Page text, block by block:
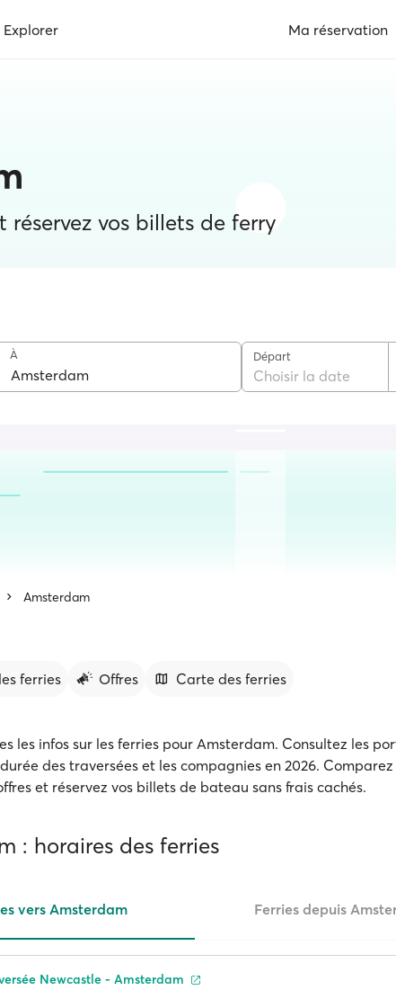
Explorer Ma réservation
réservez vos billets de ferry
À Départ
Choisir la date
Amsterdam
ferries Offres Carte des ferries
les infos sur les ferries pour Amsterdam. Consultez les
des traversées et les compagnies en 2026.
et réservez vos billets de bateau sans frais cachés.
: horaires des ferries
vers Amsterdam Ferries depuis
Newcastle - Amsterdam